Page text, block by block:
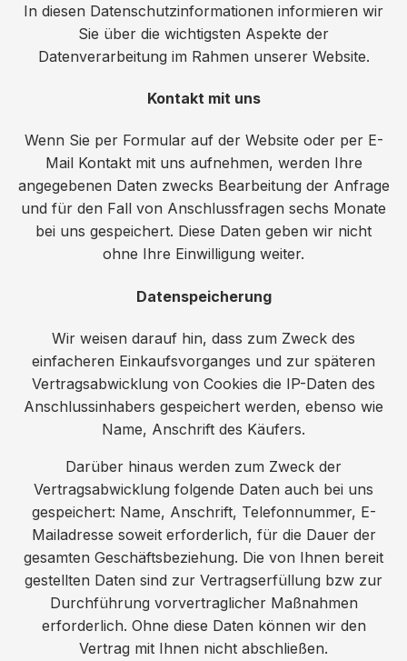
In diesen Datenschutzinformationen informieren wir
Sie über die wichtigsten Aspekte der
Datenverarbeitung im Rahmen unserer Website.
Kontakt mit uns
Wenn Sie per Formular auf der Website oder per E-
Mail Kontakt mit uns aufnehmen, werden Ihre
angegebenen Daten zwecks Bearbeitung der Anfrage
und für den Fall von Anschlussfragen sechs Monate
bei uns gespeichert. Diese Daten geben wir nicht
ohne Ihre Einwilligung weiter.
Datenspeicherung
Wir weisen darauf hin, dass zum Zweck des
einfacheren Einkaufsvorganges und zur späteren
Vertragsabwicklung von Cookies die IP-Daten des
Anschlussinhabers gespeichert werden, ebenso wie
Name, Anschrift des Käufers.
Darüber hinaus werden zum Zweck der
Vertragsabwicklung folgende Daten auch bei uns
gespeichert: Name, Anschrift, Telefonnummer, E-
Mailadresse soweit erforderlich, für die Dauer der
gesamten Geschäftsbeziehung. Die von Ihnen bereit
gestellten Daten sind zur Vertragserfüllung bzw zur
Durchführung vorvertraglicher Maßnahmen
erforderlich. Ohne diese Daten können wir den
Vertrag mit Ihnen nicht abschließen.